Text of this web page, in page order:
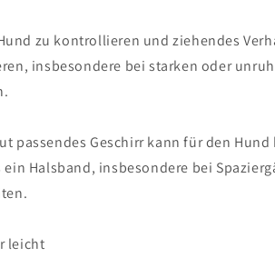
zu kontrollieren und ziehendes
insbesondere bei starken oder
passendes Geschirr kann für den Hund
ein Halsband, insbesondere bei
leicht